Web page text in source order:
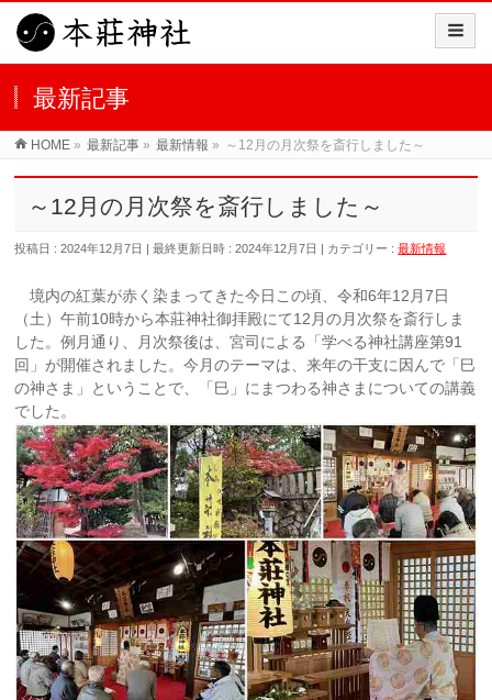
最新記事
HOME » 最新記事 » 最新情報 » ～12月の月次祭を斎行しました～
～12月の月次祭を斎行しました～
投稿日 : 2024年12月7日 最終更新日時 : 2024年12月7日 カテゴリー :最新情報
境内の紅葉が赤く染まってきた今日この頃、令和6年12月7日
（土）午前10時から本莊神社御拝殿にて12月の月次祭を斎行しま
した。例月通り、月次祭後は、宮司による「学べる神社講座第91
回」が開催されました。今月のテーマは、来年の干支に因んで「巳
の神さま」ということで、「巳」にまつわる神さまについての講義
でした。